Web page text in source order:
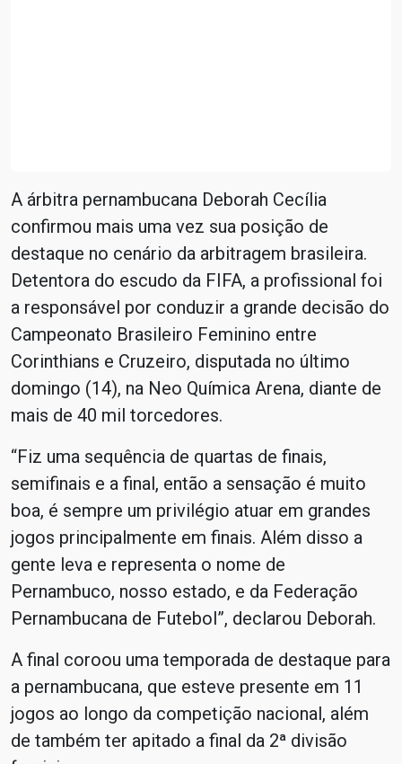
A árbitra pernambucana Deborah Cecília
confirmou mais uma vez sua posição de
destaque no cenário da arbitragem brasileira.
Detentora do escudo da FIFA, a profissional foi
a responsável por conduzir a grande decisão do
Campeonato Brasileiro Feminino entre
Corinthians e Cruzeiro, disputada no último
domingo (14), na Neo Química Arena, diante de
mais de 40 mil torcedores.
“Fiz uma sequência de quartas de finais,
semifinais e a final, então a sensação é muito
boa, é sempre um privilégio atuar em grandes
jogos principalmente em finais. Além disso a
gente leva e representa o nome de
Pernambuco, nosso estado, e da Federação
Pernambucana de Futebol”, declarou Deborah.
A final coroou uma temporada de destaque para
a pernambucana, que esteve presente em 11
jogos ao longo da competição nacional, além
de também ter apitado a final da 2ª divisão